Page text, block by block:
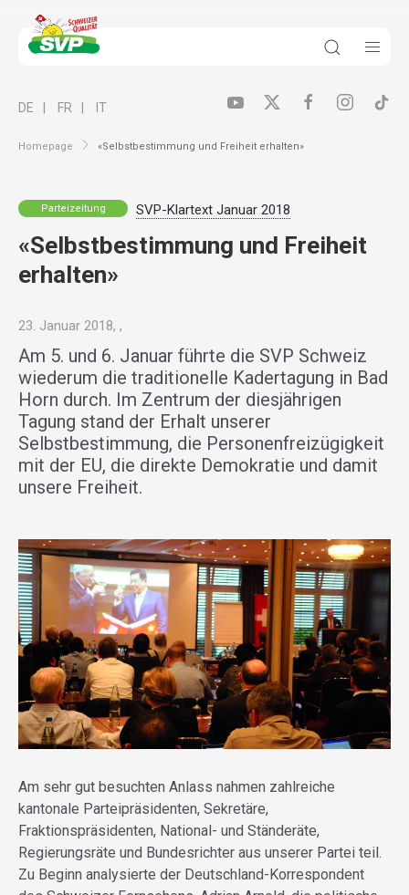
Homepage «Selbstbestimmung und Freiheit erhalten»
DE FR IT
Parteizeitung SVP-Klartext Januar 2018
«Selbstbestimmung und Freiheit
erhalten»
23. Januar 2018, ,
Am 5. und 6. Januar führte die SVP Schweiz
wiederum die traditionelle Kadertagung in Bad
Horn durch. Im Zentrum der diesjährigen
Tagung stand der Erhalt unserer
Selbstbestimmung, die Personenfreizügigkeit
mit der EU, die direkte Demokratie und damit
unsere Freiheit.
Am sehr gut besuchten Anlass nahmen zahlreiche
kantonale Parteipräsidenten, Sekretäre,
Fraktionspräsidenten, National- und Ständeräte,
Regierungsräte und Bundesrichter aus unserer Partei teil.
Zu Beginn analysierte der Deutschland-Korrespondent